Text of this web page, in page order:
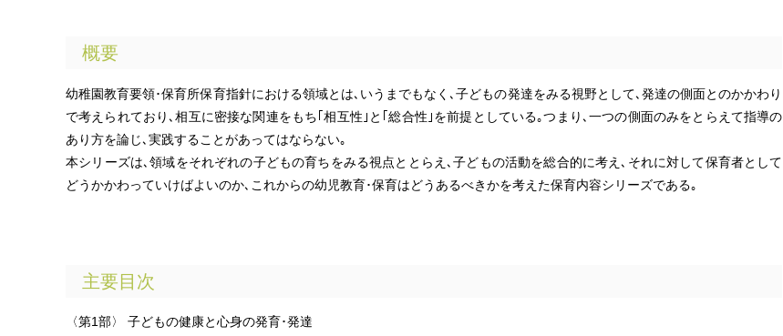
概要
幼稚園教育要領･保育所保育指針における領域とは､いうまでもなく､子どもの発達をみる視野として､発達の側面とのかかわり
で考えられており､相互に密接な関連をもち｢相互性｣と｢総合性｣を前提としている｡つまり､一つの側面のみをとらえて指導の
あり方を論じ､実践することがあってはならない｡
本シリーズは､領域をそれぞれの子どもの育ちをみる視点ととらえ､子どもの活動を総合的に考え､それに対して保育者として
どうかかわっていけばよいのか､これからの幼児教育･保育はどうあるべきかを考えた保育内容シリーズである｡
主要目次
〈第1部〉 子どもの健康と心身の発育･発達